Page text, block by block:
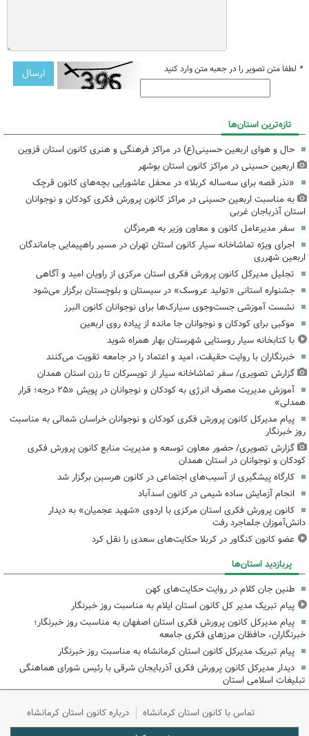
* لطفا متن تصویر را در جعبه متن وارد کنید
تازه‌ترین استان‌ها
حال و هوای اربعین حسینی(ع) در مراکز فرهنگی و هنری کانون استان قزوین
اربعین حسینی در مراکز کانون استان بوشهر
«نذر قصه برای سه‌ساله کربلا» در محفل عاشورایی بچه‌های کانون قرچک
به مناسبت اربعین حسینی در مراکز کانون پرورش فکری کودکان و نوجوانان
استان آذرباجان غربی
سفر مدیرعامل کانون و معاون وزیر به هرمزگان
اجرای ویژه تماشاخانه سیار کانون استان تهران در مسیر راهپیمایی جاماندگان
اربعین شهرری
تجلیل مدیرکل کانون پرورش فکری استان مرکزی از راویان امید و آگاهی
جشنواره استانی «تولید عروسک» در سیستان و بلوچستان برگزار می‌شود
نشست آموزشی جست‌وجوی سیارک‌ها برای نوجوانان کانون البرز
موکبی برای کودکان و نوجوانان جا مانده از پیاده روی اربعین
با کتابخانه سیار روستایی شهرستان بهار همراه شوید
خبرنگاران با روایت حقیقت، امید و اعتماد را در جامعه تقویت می‌کنند
گزارش تصویری/ سفر تماشاخانه سیار از تویسرکان تا رزن استان همدان
آموزش مدیریت مصرف انرژی به کودکان و نوجوانان در پویش «۲۵ درجه؛ قرار
همدلی»
پیام مدیرکل کانون پرورش فکری کودکان و نوجوانان خراسان شمالی به مناسبت
روز خبرنگار
گزارش تصویری/ حضور معاون توسعه و مدیریت منابع کانون پرورش فکری
کودکان و نوجوانان در استان همدان
کارگاه پیشگیری از آسیب‌های اجتماعی در کانون هرسین برگزار شد
انجام آزمایش ساده شیمی در کانون اسدآباد
کانون پرورش فکری استان مرکزی با اردوی «شهید عجمیان» به دیدار
دانش‌آموزان جلماجرد رفت
عضو کانون کنگاور در کربلا حکایت‌های سعدی را نقل کرد
پربازدید استان‌ها
طنین جان کلام در روایت حکایت‌های کهن
پیام تبریک مدیر کل کانون استان ایلام به مناسبت روز خبرنگار
پیام مدیرکل کانون پرورش فکری استان اصفهان به مناسبت روز خبرنگار؛
خبرنگاران، حافظان مرزهای فکری جامعه
پیام تبریک مدیرکل کانون استان کرمانشاه به مناسبت روز خبرنگار
دیدار مدیرکل کانون پرورش فکری آذربایجان شرقی با رئیس شورای هماهنگی
تبلیغات اسلامی استان
تماس با کانون استان کرمانشاه درباره کانون استان کرمانشاه